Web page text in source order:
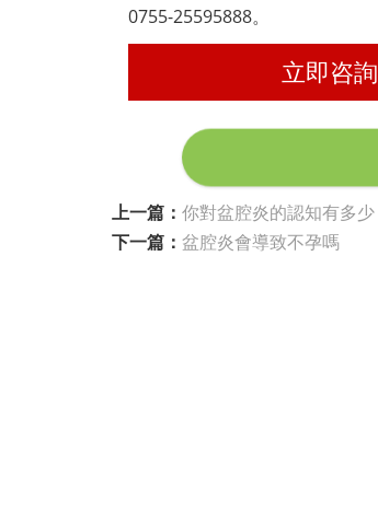
0755-25595888。
立即咨詢
上一篇： 你對盆腔炎的認知有多少
下一篇： 盆腔炎會導致不孕嗎